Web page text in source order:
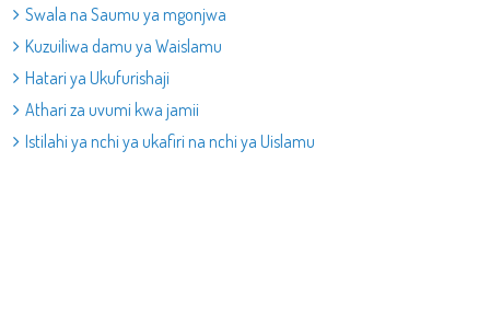
Swala na Saumu ya mgonjwa
Kuzuiliwa damu ya Waislamu
Hatari ya Ukufurishaji
Athari za uvumi kwa jamii
Istilahi ya nchi ya ukafiri na nchi ya Uislamu